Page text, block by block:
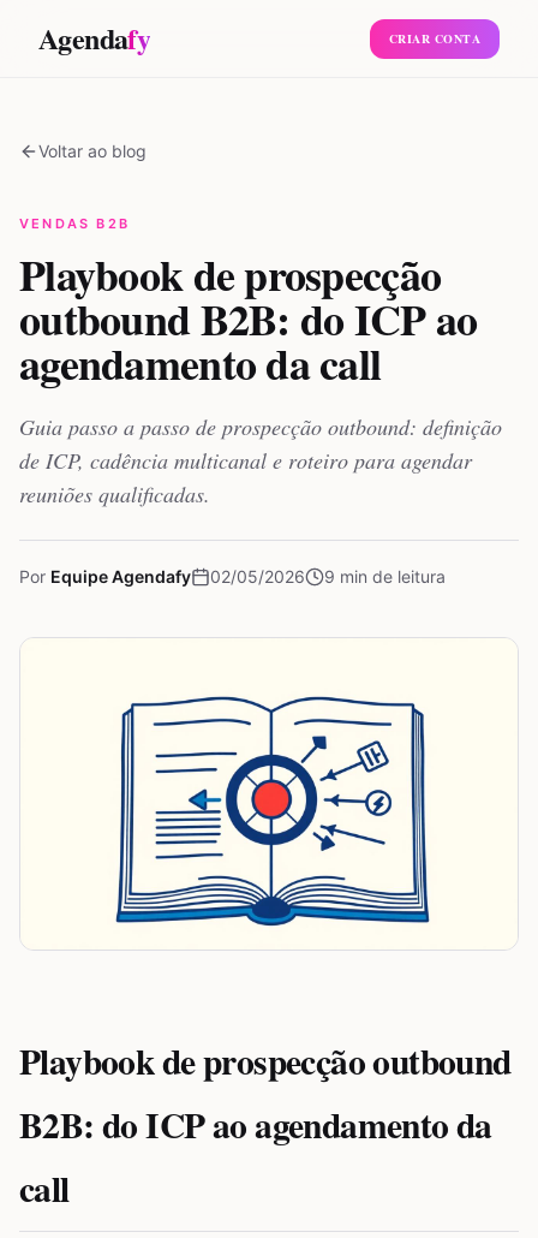
Agendafy CRIAR CONTA
Voltar ao blog
VENDAS B2B
Playbook de prospecção
outbound B2B: do ICP ao
agendamento da call
Guia passo a passo de prospecção outbound: definição
de ICP, cadência multicanal e roteiro para agendar
reuniões qualificadas.
Por Equipe Agendafy 02/05/2026 9 min de leitura
Playbook de prospecção outbound
B2B: do ICP ao agendamento da
call